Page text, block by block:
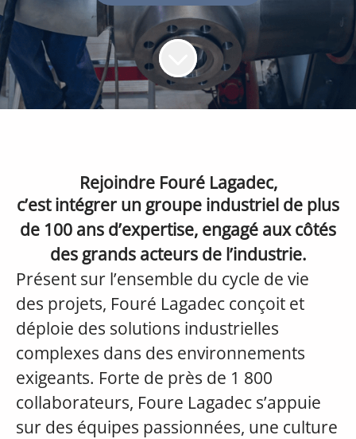
Rejoindre Fouré Lagadec,
c’est intégrer un groupe industriel de plus
de 100 ans d’expertise, engagé aux côtés
des grands acteurs de l’industrie.
Présent sur l’ensemble du cycle de vie
des projets, Fouré Lagadec conçoit et
déploie des solutions industrielles
complexes dans des environnements
exigeants. Forte de près de 1 800
collaborateurs, Foure Lagadec s’appuie
sur des équipes passionnées, une culture